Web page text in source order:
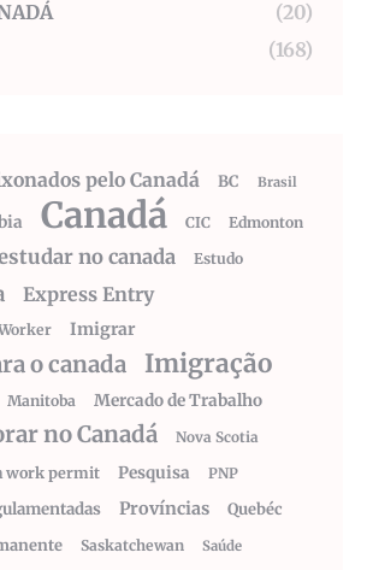
(20)
(168)
pelo Canadá BC Brasil
Canadá CIC
Edmonton
no canada Estudo
Express Entry
Imigrar
o canada Imigração
Manitoba Mercado de Trabalho
no Canadá Nova Scotia
work permit Pesquisa PNP
Províncias
Quebéc
Saskatchewan Saúde